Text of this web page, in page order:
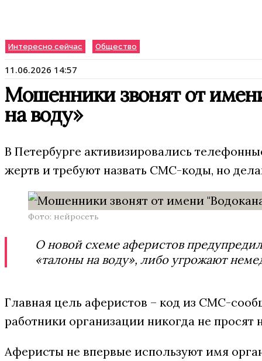
Интересно сейчас Общество
11.06.2026 14:57
Мошенники звонят от
на воду»
В Петербурге активизировались
жертв и требуют назвать СМС-коды, но
Фото: нейросеть
О новой схеме аферистов
«талоны на воду», либо угрожают
Главная цель аферистов – код из СМС-
работники организации никогда не
Аферисты не впервые используют имя